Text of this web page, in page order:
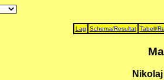
Lag Schema/Resultat Tabell/